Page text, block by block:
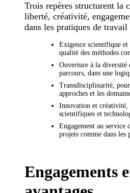
Trois repères structurent la
liberté, créativité,
dans les pratiques de travail
Exigence scientifique
qualité des méthodes
Ouverture à la diversité
parcours, dans une
Transdisciplinarité,
approches et les
Innovation et créativité,
scientifiques et
Engagement au service
projets comme dans les
Engagements